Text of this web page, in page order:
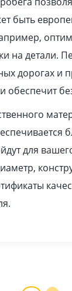
быть
на детали.
дорогах
обеспечит
для